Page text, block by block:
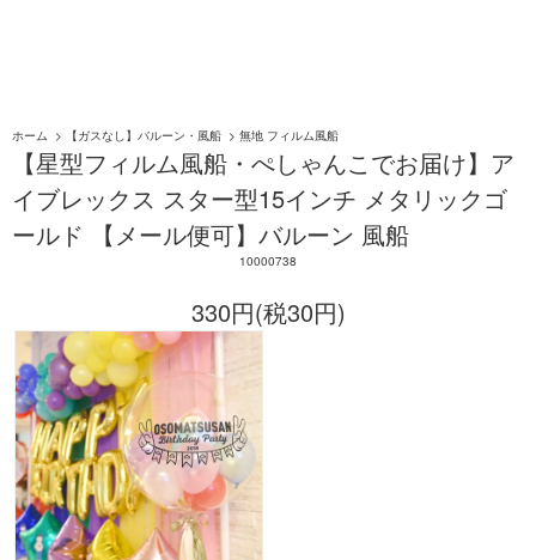
ホーム > 【ガスなし】バルーン・風船 > 無地 フィルム風船
【星型フィルム風船・ぺしゃんこでお届け】ア
イブレックス スター型15インチ メタリックゴ
ールド 【メール便可】バルーン 風船
10000738
330円(税30円)